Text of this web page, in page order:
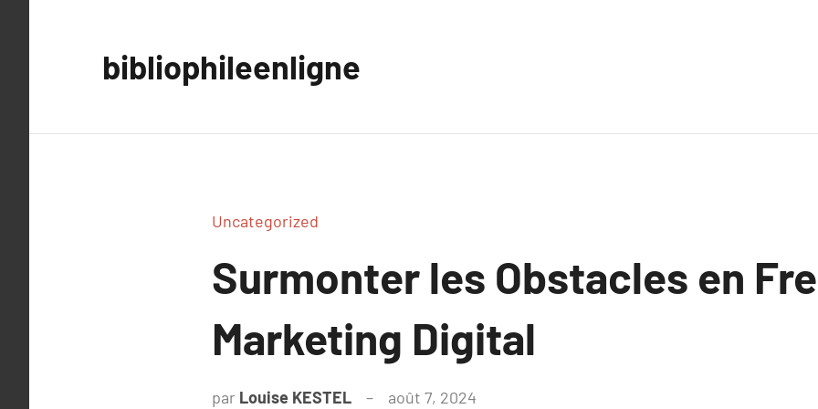
bibliophileenligne
Uncategorized
Surmonter les Obstacles en
Marketing Digital
par Louise KESTEL août 7, 2024